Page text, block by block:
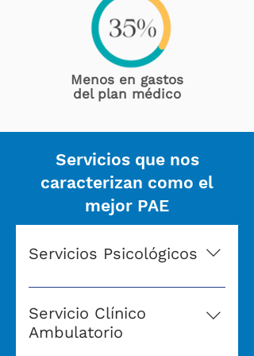
Menos en gastos
del plan médico
Servicios que nos
caracterizan como el
mejor PAE
Servicios Psicológicos
Servicio y evaluación
psicológica a través del PAE
para empleados beneficiares y
Servicio Clínico
Ambulatorio